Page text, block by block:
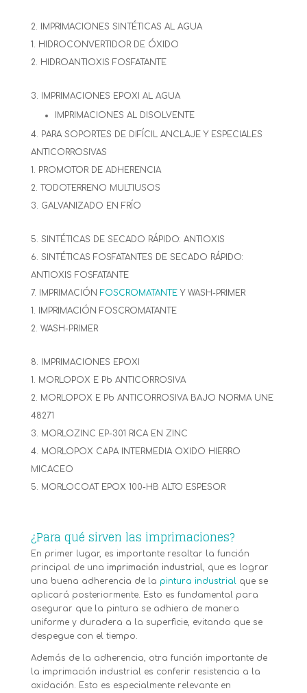
IMPRIMACIONES SINTÉTICAS AL AGUA
HIDROCONVERTIDOR DE ÓXIDO
HIDROANTIOXIS FOSFATANTE
IMPRIMACIONES EPOXI AL AGUA
IMPRIMACIONES AL DISOLVENTE
PARA SOPORTES DE DIFÍCIL ANCLAJE Y ESPECIALES
ANTICORROSIVAS
PROMOTOR DE ADHERENCIA
TODOTERRENO MULTIUSOS
GALVANIZADO EN FRÍO
SINTÉTICAS DE SECADO RÁPIDO: ANTIOXIS
SINTÉTICAS FOSFATANTES DE SECADO RÁPIDO:
ANTIOXIS FOSFATANTE
IMPRIMACIÓN FOSCROMATANTEY WASH-PRIMER
IMPRIMACIÓN FOSCROMATANTE
WASH-PRIMER
IMPRIMACIONES EPOXI
MORLOPOX E Pb ANTICORROSIVA
MORLOPOX E Pb ANTICORROSIVA BAJO NORMA UNE
48271
MORLOZINC EP-301 RICA EN ZINC
MORLOPOX CAPA INTERMEDIA OXIDO HIERRO
MICACEO
MORLOCOAT EPOX 100-HB ALTO ESPESOR
¿Para qué sirven las imprimaciones?
En primer lugar, es importante resaltar la función
principal de una imprimación industrial, que es lograr
una buena adherencia de la pintura industrialque se
aplicará posteriormente. Esto es fundamental para
asegurar que la pintura se adhiera de manera
uniforme y duradera a la superficie, evitando que se
despegue con el tiempo.
Además de la adherencia, otra función importante de
la imprimación industrial es conferir resistencia a la
oxidación. Esto es especialmente relevante en